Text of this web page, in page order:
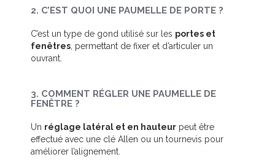
2. C’EST QUOI UNE PAUMELLE DE PORTE ?
C’est un type de gond utilisé sur les portes et
fenêtres , permettant de fixer et d’articuler un
ouvrant.
3. COMMENT RÉGLER UNE PAUMELLE DE
FENÊTRE ?
Un réglage latéral et en hauteur peut être
effectué avec une clé Allen ou un tournevis pour
améliorer l’alignement.